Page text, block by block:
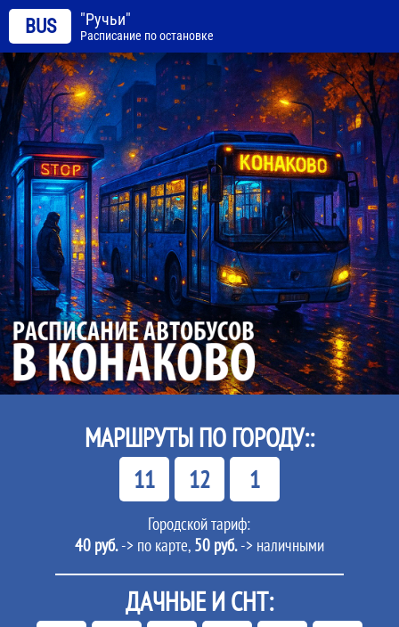
BUS "Ручьи"
Расписание по остановке
МАРШРУТЫ ПО ГОРОДУ::
11 12 1
Городской тариф:
40 руб.-> по карте, 50 руб.-> наличными
ДАЧНЫЕ И СНТ: